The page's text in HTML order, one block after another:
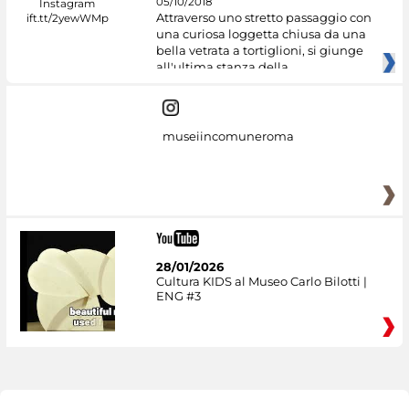
Attraverso uno stretto passaggio con
una curiosa loggetta chiusa da una
bella vetrata a tortiglioni, si giunge
all'ultima stanza della
museiincomuneroma
28/01/2026
Cultura KIDS al Museo Carlo Bilotti |
ENG #3